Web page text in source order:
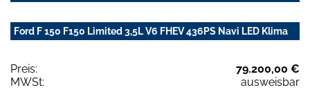
Ford F 150 F150 Limited 3,5L V6 FHEV 436PS Navi LED Klima
Preis:
79.200,00 €
MWSt:
ausweisbar